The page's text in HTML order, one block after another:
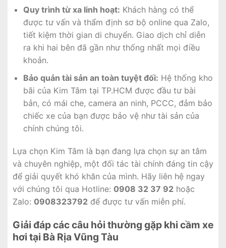
Quy trình từ xa linh hoạt: Khách hàng có thể
được tư vấn và thẩm định sơ bộ online qua Zalo,
tiết kiệm thời gian di chuyển. Giao dịch chỉ diễn
ra khi hai bên đã gần như thống nhất mọi điều
khoản.
Bảo quản tài sản an toàn tuyệt đối: Hệ thống kho
bãi của Kim Tâm tại TP.HCM được đầu tư bài
bản, có mái che, camera an ninh, PCCC, đảm bảo
chiếc xe của bạn được bảo vệ như tài sản của
chính chúng tôi.
Lựa chọn Kim Tâm là bạn đang lựa chọn sự an tâm
và chuyên nghiệp, một đối tác tài chính đáng tin cậy
để giải quyết khó khăn của mình. Hãy liên hệ ngay
với chúng tôi qua Hotline: 0908 32 37 92 hoặc
Zalo: 0908323792 để được tư vấn miễn phí.
Giải đáp các câu hỏi thường gặp khi cầm xe
hơi tại Bà Rịa Vũng Tàu